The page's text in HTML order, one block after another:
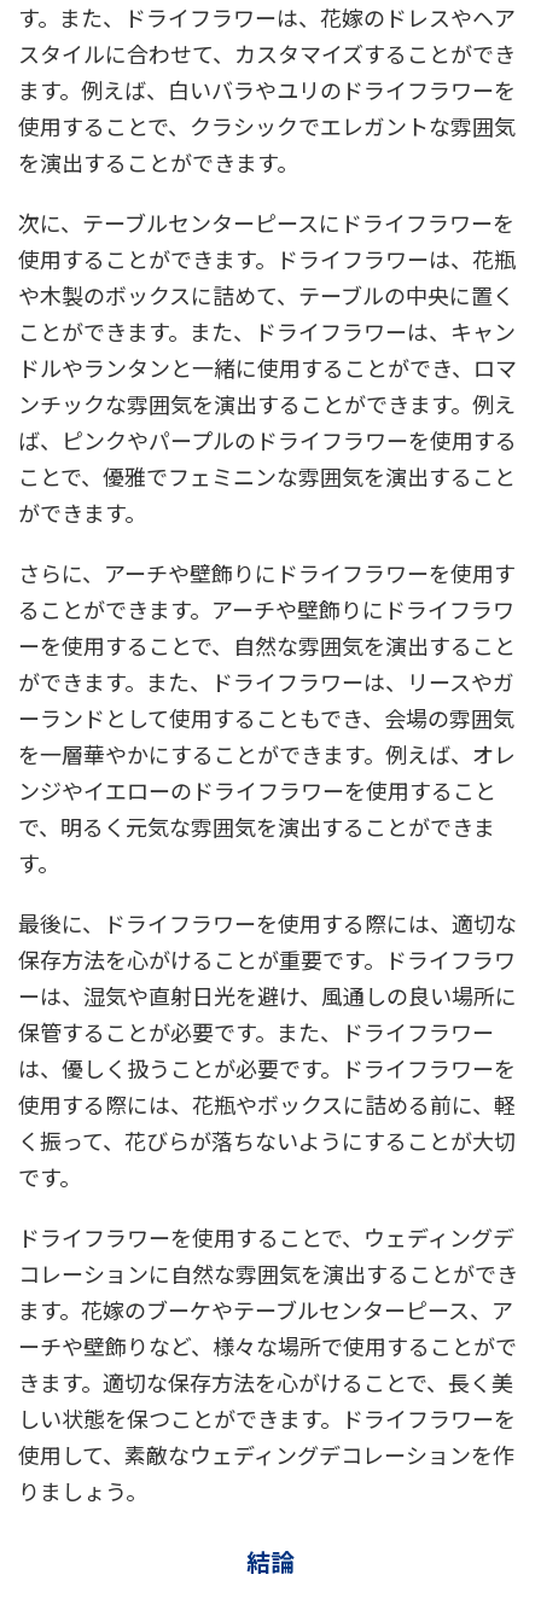
す。また、ドライフラワーは、花嫁のドレスやヘア
スタイルに合わせて、カスタマイズすることができ
ます。例えば、白いバラやユリのドライフラワーを
使用することで、クラシックでエレガントな雰囲気
を演出することができます。
次に、テーブルセンターピースにドライフラワーを
使用することができます。ドライフラワーは、花瓶
や木製のボックスに詰めて、テーブルの中央に置く
ことができます。また、ドライフラワーは、キャン
ドルやランタンと一緒に使用することができ、ロマ
ンチックな雰囲気を演出することができます。例え
ば、ピンクやパープルのドライフラワーを使用する
ことで、優雅でフェミニンな雰囲気を演出すること
ができます。
さらに、アーチや壁飾りにドライフラワーを使用す
ることができます。アーチや壁飾りにドライフラワ
ーを使用することで、自然な雰囲気を演出すること
ができます。また、ドライフラワーは、リースやガ
ーランドとして使用することもでき、会場の雰囲気
を一層華やかにすることができます。例えば、オレ
ンジやイエローのドライフラワーを使用すること
で、明るく元気な雰囲気を演出することができま
す。
最後に、ドライフラワーを使用する際には、適切な
保存方法を心がけることが重要です。ドライフラワ
ーは、湿気や直射日光を避け、風通しの良い場所に
保管することが必要です。また、ドライフラワー
は、優しく扱うことが必要です。ドライフラワーを
使用する際には、花瓶やボックスに詰める前に、軽
く振って、花びらが落ちないようにすることが大切
です。
ドライフラワーを使用することで、ウェディングデ
コレーションに自然な雰囲気を演出することができ
ます。花嫁のブーケやテーブルセンターピース、ア
ーチや壁飾りなど、様々な場所で使用することがで
きます。適切な保存方法を心がけることで、長く美
しい状態を保つことができます。ドライフラワーを
使用して、素敵なウェディングデコレーションを作
りましょう。
結論